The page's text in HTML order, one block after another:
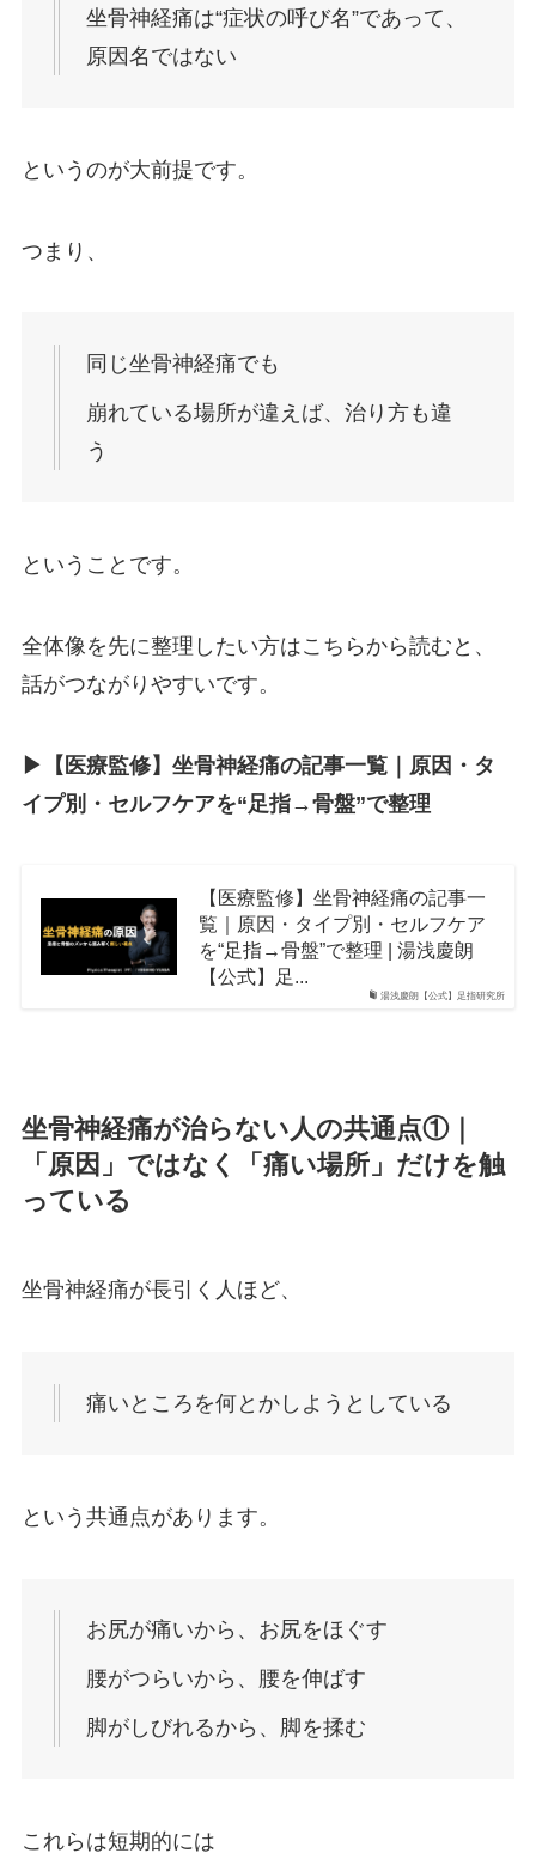
坐骨神経痛は“症状の呼び名”であって、
原因名ではない
というのが大前提です。
つまり、
同じ坐骨神経痛でも
崩れている場所が違えば、治り方も違
う
ということです。
全体像を先に整理したい方はこちらから読むと、
話がつながりやすいです。
▶︎【医療監修】坐骨神経痛の記事一覧｜原因・タ
イプ別・セルフケアを“足指→骨盤”で整理
湯浅慶朗【公式】足指研究所
【医療監修】坐骨神経痛の記事一
覧｜原因・タイプ別・セルフケア
を“足指→骨盤”で整理 | 湯浅慶朗
【公式】足...
坐骨神経痛が治らない人の共通点①｜
「原因」ではなく「痛い場所」だけを触
っている
坐骨神経痛が長引く人ほど、
痛いところを何とかしようとしている
という共通点があります。
お尻が痛いから、お尻をほぐす
腰がつらいから、腰を伸ばす
脚がしびれるから、脚を揉む
これらは短期的には